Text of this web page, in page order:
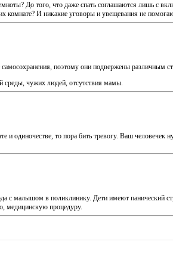
До того, что даже спать соглашаются лишь с
комнате? И никакие уговоры и увещевания не
самосохранения, поэтому они подвержены различным
среды, чужих людей, отсутствия мамы.
и одиночестве, то пора бить тревогу. Ваш
с малышом в поликлинику. Дети имеют панический
медицинскую процедуру.